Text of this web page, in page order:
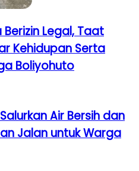
Legal, Taat
Kehidupan Serta
Boliyohuto
Air Bersih dan
Jalan untuk Warga